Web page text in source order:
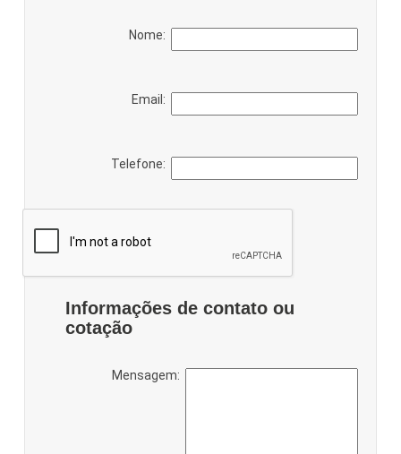
Nome:
Email:
Telefone:
Informações de contato ou
cotação
Mensagem: